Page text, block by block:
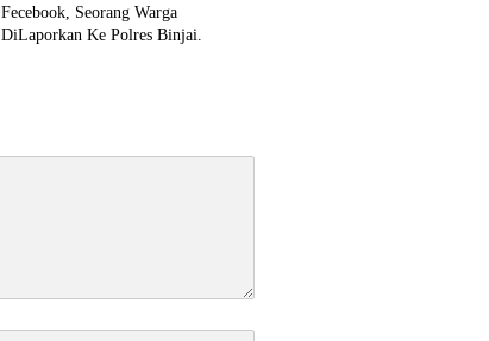
Fecebook, Seorang Warga
DiLaporkan Ke Polres Binjai.